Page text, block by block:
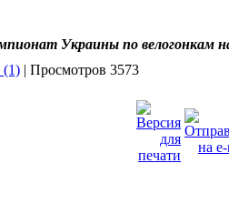
Украины по велогонкам
(1) | Просмотров 3573